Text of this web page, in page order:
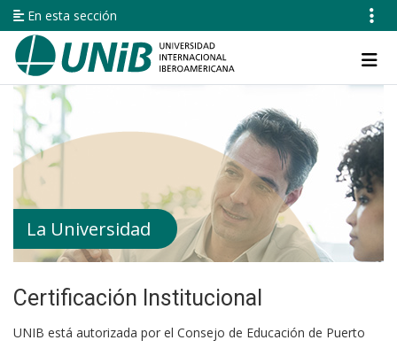
Pasar
al
contenido
principal
En esta sección
Navegación
principal
La Universidad
Certificación Institucional
UNIB está autorizada por el Consejo de Educación de Puerto